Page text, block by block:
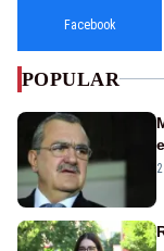
Facebook
POPULAR